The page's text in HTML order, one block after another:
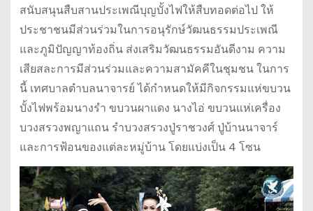
สนับสนุนสืบสานประเพณีบุญบั้งไฟให้สืบทอดต่อไป ให้
ประชาชนมีส่วนร่วมในการอนุรักษ์วัฒนธรรมประเพณี
และภูมิปัญญาท้องถิ่น ส่งเสริมวัฒนธรรมอันดีงาม ความ
เสียสละการมีส่วนร่วมและความสามัคคีในชุมชน ในการ
นี้ เทศบาลตำบลนาจารย์ ได้กำหนดให้มีกิจกรรมแห่ขบวน
บั้งไฟพร้อมนางรำ ขบวนผาแดง นางไอ่ ขบวนแห่เครื่อง
บวงสรวงพญาแถน รำบวงสรวงปู่ราชวงศ์ ปู่บ้านนาจาร์
และการฟ้อนของแต่ละหมู่บ้าน โดยแบ่งเป็น 4 โซน